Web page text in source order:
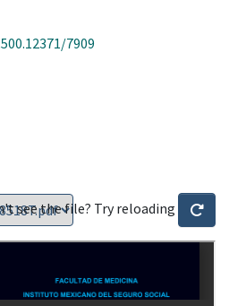
7909
see the file? Try reloading